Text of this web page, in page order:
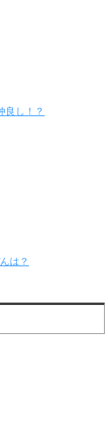
良し！？
は？